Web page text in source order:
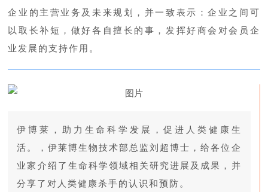
企业的主营业务及未来规划，并一致表示：企业之间可
以取长补短，做好各自擅长的事，发挥好商会对会员企
业发展的支持作用。
伊博莱，助力生命科学发展，促进人类健康生
活。，伊莱博生物技术部总监刘超博士，给各位企
业家介绍了生命科学领域相关研究进展及成果，并
分享了对人类健康杀手的认识和预防。